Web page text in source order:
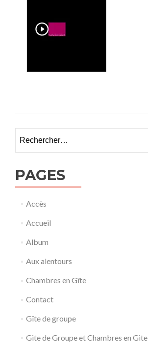
PAGES
Accès
Accueil
Album
Aux alentours
Chambres en Gîte
Contact
Gîte de groupe
Gite de Groupe et Chambres en Gite